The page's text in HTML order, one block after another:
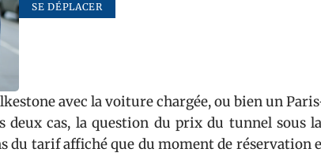
SE DÉPLACER
avec la voiture chargée, ou bien un
deux cas, la question du prix du tunnel sous
du tarif affiché que du moment de réservation